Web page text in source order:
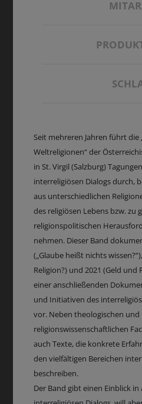
Seit mehreren Jahren führt die
Weltreligionen“ der
in St. Virgil (Salzburg)
interreligiösen Dialogs durch,
aus unterschiedlichen
des religiösen Lebens bzw. zu
religionspolitischen
nehmen. Dieser Band
(„Glaube heißt nichts
Religion?) und 2021 (Geld
einer anschließenden
und Initiativen des
vor. Neben theologischen und
religionswissenschaftlichen
auch Texte, die konkrete
den vielfältigen Bereichen
beschreiben.
Der Band gibt einen Einblick